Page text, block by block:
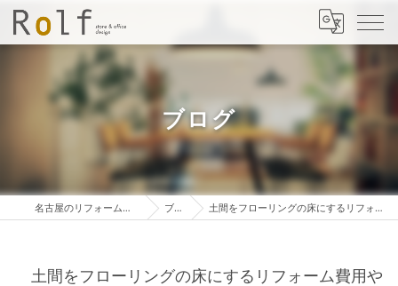
ブログ
名古屋のリフォームは株式会社ロルフ ブログ 土間をフローリングの床にするリフォーム費用や施工事例を解説！
土間をフローリングの床にするリフォーム費用や